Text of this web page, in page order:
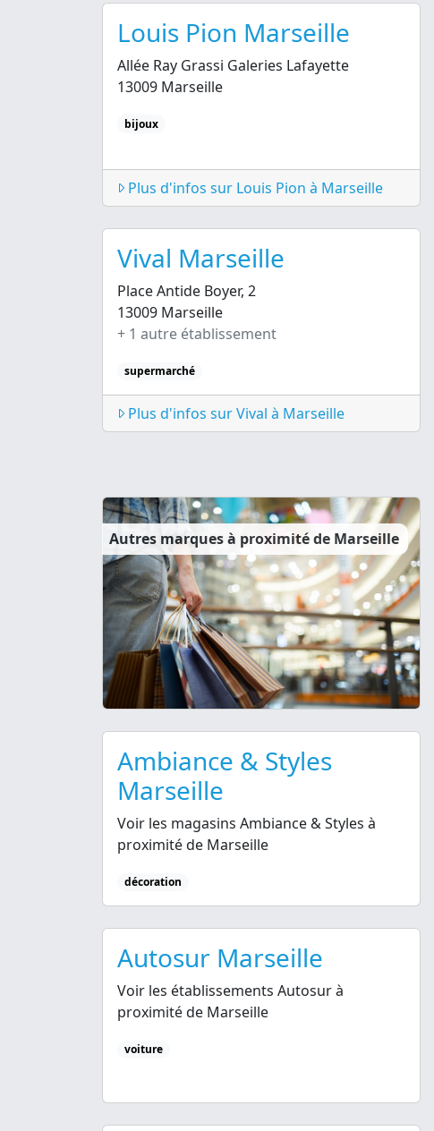
Louis Pion Marseille
Allée Ray Grassi Galeries Lafayette
13009 Marseille
bijoux
Plus d'infos sur Louis Pion à Marseille
Vival Marseille
Place Antide Boyer, 2
13009 Marseille
+ 1 autre établissement
supermarché
Plus d'infos sur Vival à Marseille
Autres marques à proximité de Marseille
Ambiance & Styles
Marseille
Voir les magasins Ambiance & Styles à
proximité de Marseille
décoration
Autosur Marseille
Voir les établissements Autosur à
proximité de Marseille
voiture